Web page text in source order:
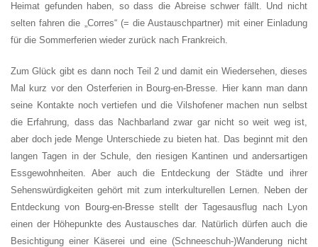
Heimat gefunden haben, so dass die Abreise schwer fällt. Und nicht
selten fahren die „Corres“ (= die Austauschpartner) mit einer Einladung
für die Sommerferien wieder zurück nach Frankreich.
Zum Glück gibt es dann noch Teil 2 und damit ein Wiedersehen, dieses
Mal kurz vor den Osterferien in Bourg-en-Bresse. Hier kann man dann
seine Kontakte noch vertiefen und die Vilshofener machen nun selbst
die Erfahrung, dass das Nachbarland zwar gar nicht so weit weg ist,
aber doch jede Menge Unterschiede zu bieten hat. Das beginnt mit den
langen Tagen in der Schule, den riesigen Kantinen und andersartigen
Essgewohnheiten. Aber auch die Entdeckung der Städte und ihrer
Sehenswürdigkeiten gehört mit zum interkulturellen Lernen. Neben der
Entdeckung von Bourg-en-Bresse stellt der Tagesausflug nach Lyon
einen der Höhepunkte des Austausches dar. Natürlich dürfen auch die
Besichtigung einer Käserei und eine (Schneeschuh-)Wanderung nicht